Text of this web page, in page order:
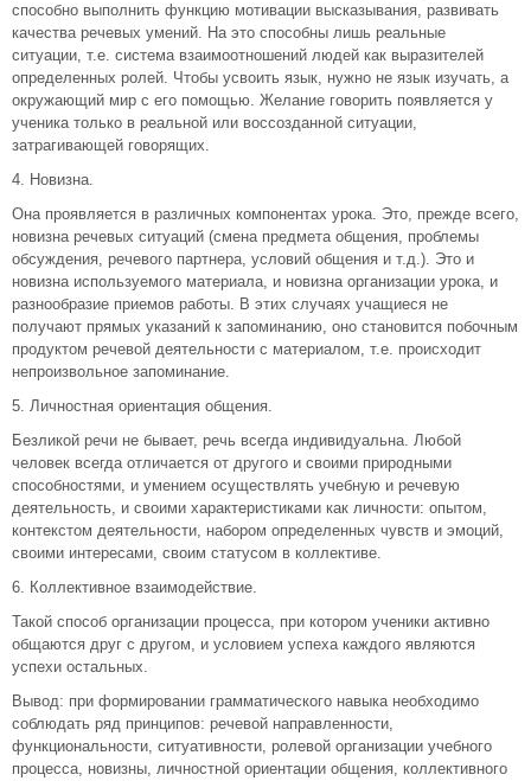
способно выполнить функцию мотивации высказывания, развивать
качества речевых умений. На это способны лишь реальные
ситуации, т.е. система взаимоотношений людей как выразителей
определенных ролей. Чтобы усвоить язык, нужно не язык изучать, а
окружающий мир с его помощью. Желание говорить появляется у
ученика только в реальной или воссозданной ситуации,
затрагивающей говорящих.
4. Новизна.
Она проявляется в различных компонентах урока. Это, прежде всего,
новизна речевых ситуаций (смена предмета общения, проблемы
обсуждения, речевого партнера, условий общения и т.д.). Это и
новизна используемого материала, и новизна организации урока, и
разнообразие приемов работы. В этих случаях учащиеся не
получают прямых указаний к запоминанию, оно становится побочным
продуктом речевой деятельности с материалом, т.е. происходит
непроизвольное запоминание.
5. Личностная ориентация общения.
Безликой речи не бывает, речь всегда индивидуальна. Любой
человек всегда отличается от другого и своими природными
способностями, и умением осуществлять учебную и речевую
деятельность, и своими характеристиками как личности: опытом,
контекстом деятельности, набором определенных чувств и эмоций,
своими интересами, своим статусом в коллективе.
6. Коллективное взаимодействие.
Такой способ организации процесса, при котором ученики активно
общаются друг с другом, и условием успеха каждого являются
успехи остальных.
Вывод: при формировании грамматического навыка необходимо
соблюдать ряд принципов: речевой направленности,
функциональности, ситуативности, ролевой организации учебного
процесса, новизны, личностной ориентации общения, коллективного